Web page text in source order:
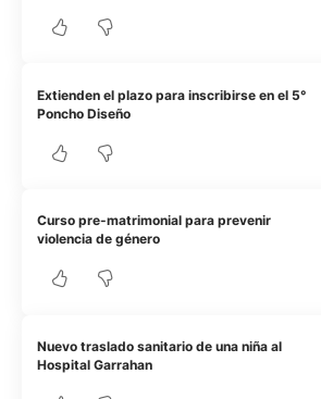
Extienden el plazo para inscribirse en el 5°
Poncho Diseño
Curso pre-matrimonial para prevenir
violencia de género
Nuevo traslado sanitario de una niña al
Hospital Garrahan